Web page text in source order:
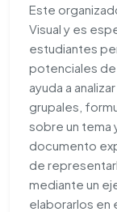
Este
Visual y es
estudiantes
potenciales de
ayuda a
grupales,
sobre un tema
documento
de
mediante un
elaborarlos en